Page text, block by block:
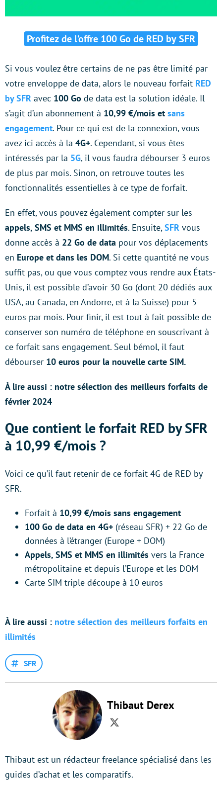
Profitez de l’offre 100 Go de RED by SFR
Si vous voulez être certains de ne pas être limité par
votre enveloppe de data, alors le nouveau forfait RED
by SFR avec 100 Go de data est la solution idéale. Il
s’agit d’un abonnement à 10,99 €/mois et sans
engagement. Pour ce qui est de la connexion, vous
avez ici accès à la 4G+. Cependant, si vous êtes
intéressés par la 5G, il vous faudra débourser 3 euros
de plus par mois. Sinon, on retrouve toutes les
fonctionnalités essentielles à ce type de forfait.
En effet, vous pouvez également compter sur les
appels, SMS et MMS en illimités. Ensuite, SFR vous
donne accès à 22 Go de data pour vos déplacements
en Europe et dans les DOM. Si cette quantité ne vous
suffit pas, ou que vous comptez vous rendre aux États-
Unis, il est possible d’avoir 30 Go (dont 20 dédiés aux
USA, au Canada, en Andorre, et à la Suisse) pour 5
euros par mois. Pour finir, il est tout à fait possible de
conserver son numéro de téléphone en souscrivant à
ce forfait sans engagement. Seul bémol, il faut
débourser 10 euros pour la nouvelle carte SIM.
À lire aussi : notre sélection des meilleurs forfaits de
février 2024
Que contient le forfait RED by SFR
à 10,99 €/mois ?
Voici ce qu’il faut retenir de ce forfait 4G de RED by
SFR.
Forfait à 10,99 €/mois sans engagement
100 Go de data en 4G+ (réseau SFR) + 22 Go de
données à l’étranger (Europe + DOM)
Appels, SMS et MMS en illimités vers la France
métropolitaine et depuis l’Europe et les DOM
Carte SIM triple découpe à 10 euros
À lire aussi : notre sélection des meilleurs forfaits en
illimités
SFR
Thibaut Derex
Twitter
Thibaut est un rédacteur freelance spécialisé dans les
guides d’achat et les comparatifs.